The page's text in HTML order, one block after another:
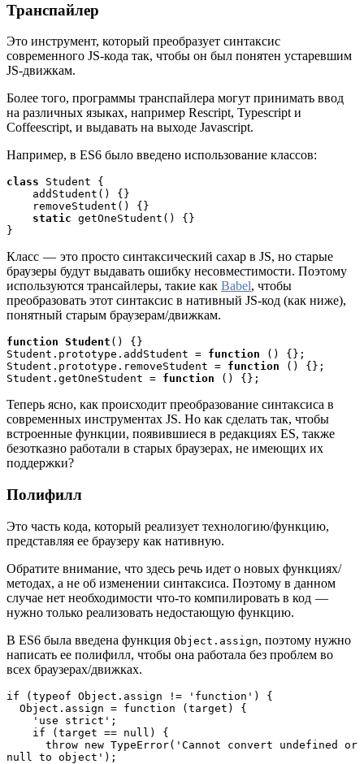
Транспайлер
Это инструмент, который преобразует синтаксис
современного JS-кода так, чтобы он был понятен устаревшим
JS-движкам.
Более того, программы транспайлера могут принимать ввод
на различных языках, например Rescript, Typescript и
Coffeescript, и выдавать на выходе Javascript.
Например, в ES6 было введено использование классов:
class Student {
    addStudent() {}
    removeStudent() {}
static getOneStudent() {}
}
Класс — это просто синтаксический сахар в JS, но старые
браузеры будут выдавать ошибку несовместимости. Поэтому
используются трансайлеры, такие как Babel, чтобы
преобразовать этот синтаксис в нативный JS-код (как ниже),
понятный старым браузерам/движкам.
function Student () {}
Student.prototype.addStudent = function () {};
Student.prototype.removeStudent = function () {};
Student.getOneStudent = function () {};
Теперь ясно, как происходит преобразование синтаксиса в
современных инструментах JS. Но как сделать так, чтобы
встроенные функции, появившиеся в редакциях ES, также
безотказно работали в старых браузерах, не имеющих их
поддержки?
Полифилл
Это часть кода, который реализует технологию/функцию,
представляя ее браузеру как нативную.
Обратите внимание, что здесь речь идет о новых функциях/
методах, а не об изменении синтаксиса. Поэтому в данном
случае нет необходимости что-то компилировать в код —
нужно только реализовать недостающую функцию.
В ES6 была введена функция Object.assign, поэтому нужно
написать ее полифилл, чтобы она работала без проблем во
всех браузерах/движках.
if (typeof Object.assign != 'function') {
null to object');